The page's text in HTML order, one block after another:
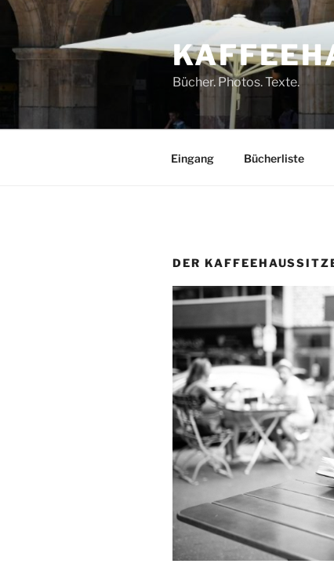
Zum
Inhalt
springen
Bücher. Photos. Texte.
Eingang Bücherliste
DER